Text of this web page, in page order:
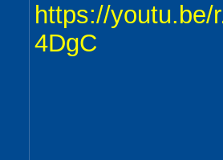
https://youtu.be/
4DgC